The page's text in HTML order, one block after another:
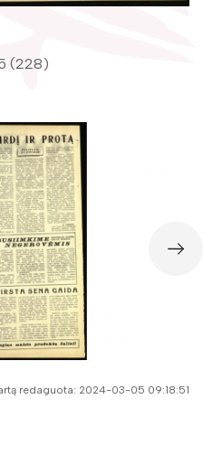
(228)
redaguota: 2024-03-05 09:18:51